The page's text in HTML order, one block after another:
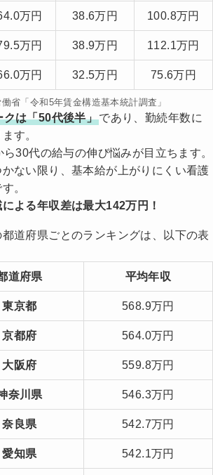
万円 38.6万円 100.8万円
万円 38.9万円 112.1万円
万円 32.5万円 75.6万円
省「令和5年賃金構造基本統計調査」
クは「50代後半」であり、勤続年数に
す。
30代の給与の伸び悩みが目立ちます。
ない限り、基本給が上がりにくい看護
。
による年収差は最大142万円！
道府県ごとのランキングは、以下の表
道府県 平均年収
東京都 568.9万円
京都府 564.0万円
大阪府 559.8万円
奈川県 546.3万円
奈良県 542.7万円
愛知県 542.1万円